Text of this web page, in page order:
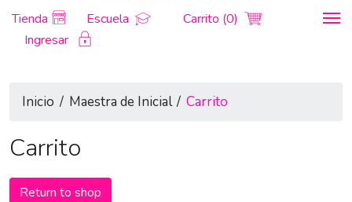
Tienda Escuela
Carrito (0)
Ingresar
Inicio / Maestra de Inicial / Carrito
Carrito
Return to shop